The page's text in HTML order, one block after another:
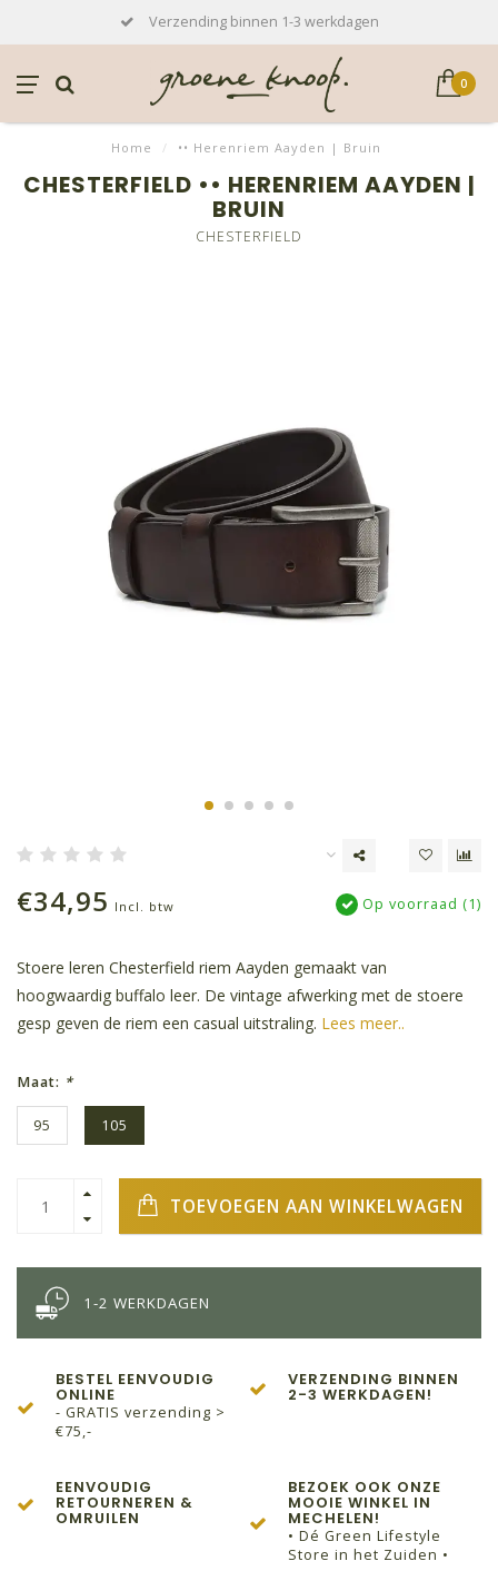
Verzending binnen 1-3 werkdagen
0
Home / •• Herenriem Aayden | Bruin
CHESTERFIELD •• HERENRIEM AAYDEN |
BRUIN
CHESTERFIELD
€34,95 Incl. btw Op voorraad (1)
Stoere leren Chesterfield riem Aayden gemaakt van
hoogwaardig buffalo leer. De vintage afwerking met de stoere
gesp geven de riem een casual uitstraling. Lees meer..
Maat: *
95 105
TOEVOEGEN AAN WINKELWAGEN
1-2 WERKDAGEN
BESTEL EENVOUDIG
ONLINE
- GRATIS verzending >
€75,-
VERZENDING BINNEN
2-3 WERKDAGEN!
EENVOUDIG
RETOURNEREN &
OMRUILEN
BEZOEK OOK ONZE
MOOIE WINKEL IN
MECHELEN!
• Dé Green Lifestyle
Store in het Zuiden •